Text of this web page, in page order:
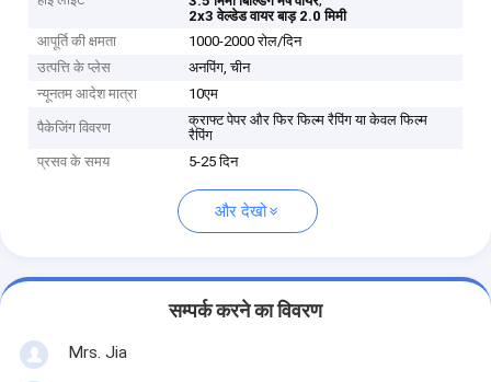
2x3 वेल्डेड वायर बाड़ 2.0 मिमी
आपूर्ति की क्षमता
1000-2000 रोल/दिन
उत्पत्ति के प्लेस
अनपिंग, चीन
न्यूनतम आदेश मात्रा
10एम
पैकेजिंग विवरण
क्राफ्ट पेपर और फिर फिल्म रैपिंग या केवल फिल्म
रैपिंग
प्रसव के समय
5-25 दिन
और देखो
सम्पर्क करने का विवरण
Mrs. Jia